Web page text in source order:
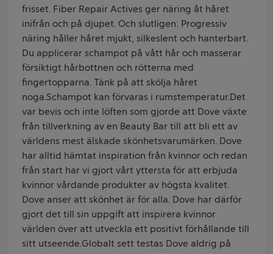
frisset. Fiber Repair Actives ger näring åt håret
inifrån och på djupet. Och slutligen: Progressiv
näring håller håret mjukt, silkeslent och hanterbart.
Du applicerar schampot på vått hår och masserar
försiktigt hårbottnen och rötterna med
fingertopparna. Tänk på att skölja håret
noga.Schampot kan förvaras i rumstemperatur.Det
var bevis och inte löften som gjorde att Dove växte
från tillverkning av en Beauty Bar till att bli ett av
världens mest älskade skönhetsvarumärken. Dove
har alltid hämtat inspiration från kvinnor och redan
från start har vi gjort vårt yttersta för att erbjuda
kvinnor vårdande produkter av högsta kvalitet.
Dove anser att skönhet är för alla. Dove har därför
gjort det till sin uppgift att inspirera kvinnor
världen över att utveckla ett positivt förhållande till
sitt utseende.Globalt sett testas Dove aldrig på